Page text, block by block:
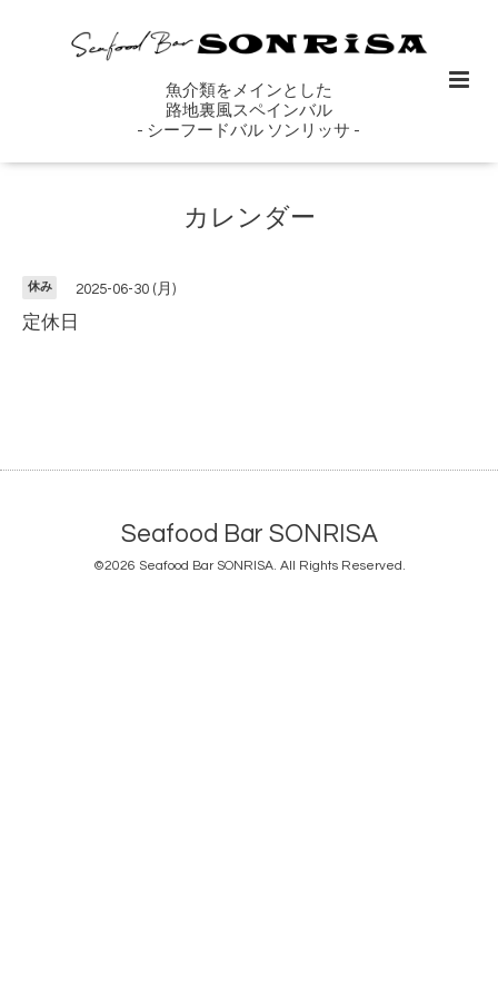
魚介類をメインとした
路地裏風スペインバル
- シーフードバル ソンリッサ -
カレンダー
休み 2025-06-30 (月)
定休日
Seafood Bar SONRISA
©2026 Seafood Bar SONRISA. All Rights Reserved.